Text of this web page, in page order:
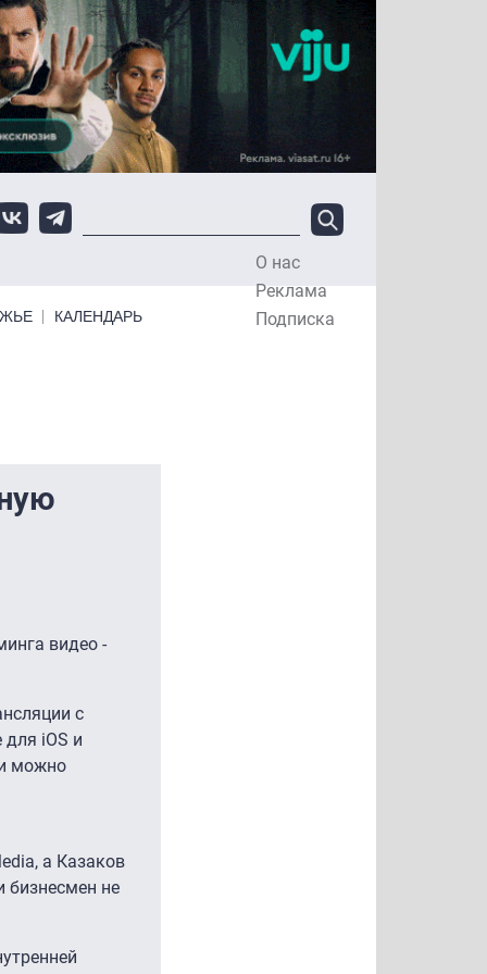
О нас
Реклама
Подписка
КАЛЕНДАРЬ
видео -
с
iOS и
можно
а Казаков
бизнесмен не